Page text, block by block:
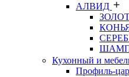
АЛВИД
Кухонный и
Профиль-